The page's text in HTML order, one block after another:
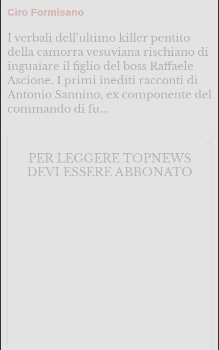
Ciro Formisano
I verbali dell’ultimo killer pentito
della camorra vesuviana rischiano di
inguaiare il figlio del boss Raffaele
Ascione. I primi inediti racconti di
Antonio Sannino, ex componente del
commando di fu...
PER LEGGERE TOPNEWS
DEVI ESSERE ABBONATO